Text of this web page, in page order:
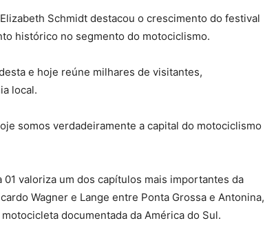
Schmidt destacou o crescimento do festival
histórico no segmento do motociclismo.
e hoje reúne milhares de visitantes,
local.
somos verdadeiramente a capital do motociclismo
valoriza um dos capítulos mais importantes da
Wagner e Lange entre Ponta Grossa e Antonina,
documentada da América do Sul.